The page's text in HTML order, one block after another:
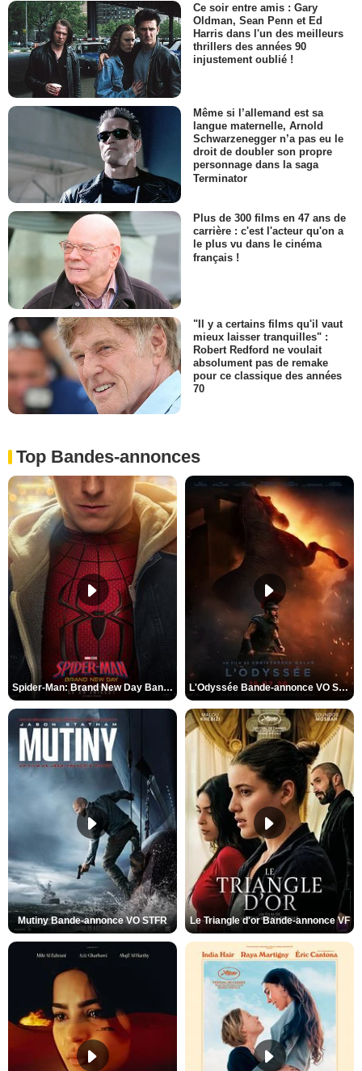
Ce soir entre amis : Gary
Oldman, Sean Penn et Ed
Harris dans l'un des meilleurs
thrillers des années 90
injustement oublié !
Même si l’allemand est sa
langue maternelle, Arnold
Schwarzenegger n’a pas eu le
droit de doubler son propre
personnage dans la saga
Terminator
Plus de 300 films en 47 ans de
carrière : c'est l'acteur qu'on a
le plus vu dans le cinéma
français !
"Il y a certains films qu'il vaut
mieux laisser tranquilles" :
Robert Redford ne voulait
absolument pas de remake
pour ce classique des années
70
Top Bandes-annonces
Spider-Man: Brand New Day Bande-annonce VO STFR L'Odyssée Bande-annonce VO STFR
Mutiny Bande-annonce VO STFR Le Triangle d'or Bande-annonce VF